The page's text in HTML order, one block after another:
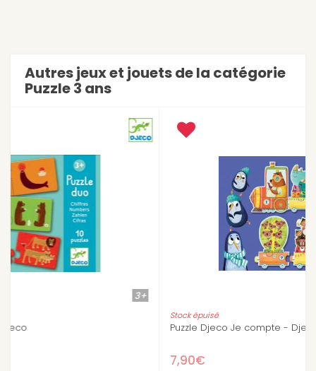
Autres jeux et jouets de la catégorie
Puzzle 3 ans
Puzzle Djeco Je compte - Djeco